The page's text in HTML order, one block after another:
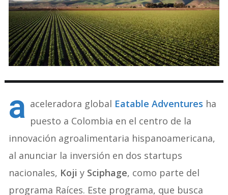
a aceleradora global Eatable Adventures ha
puesto a Colombia en el centro de la
innovación agroalimentaria hispanoamericana,
al anunciar la inversión en dos startups
nacionales, Koji y Sciphage, como parte del
programa Raíces. Este programa, que busca